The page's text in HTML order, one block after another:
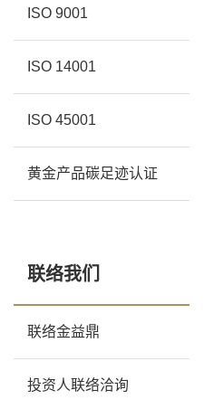
ISO 9001
ISO 14001
ISO 45001
黄金产品碳足迹认证
联络我们
联络金益鼎
投资人联络洽询